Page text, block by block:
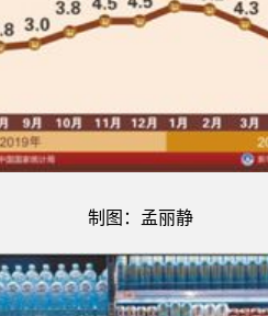
制图：孟丽静